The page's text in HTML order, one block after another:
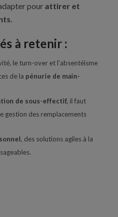
pour attirer et
à retenir :
le turn-over et l’absentéisme
de la pénurie de main-
de sous-effectif, il faut
gestion des remplacements
, des solutions agiles à la